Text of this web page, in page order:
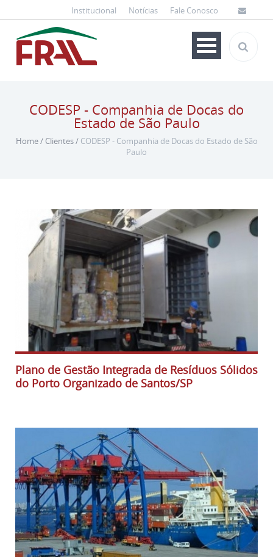
Institucional Notícias Fale Conosco
CODESP - Companhia de Docas do
Estado de São Paulo
Home/ Clientes/ CODESP - Companhia de Docas do Estado de São
Paulo
Plano de Gestão Integrada de Resíduos Sólidos
do Porto Organizado de Santos/SP